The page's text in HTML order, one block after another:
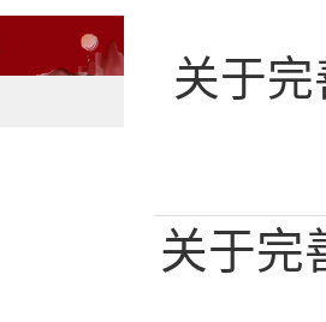
关于
关于完